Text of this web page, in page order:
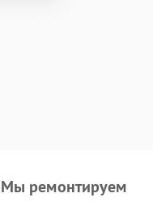
Мы ремонтируем